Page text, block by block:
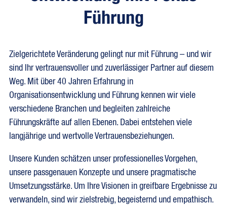
Führung
Zielgerichtete Veränderung gelingt nur mit Führung – und wir
sind Ihr vertrauensvoller und zuverlässiger Partner auf diesem
Weg. Mit über 40 Jahren Erfahrung in
Organisationsentwicklung und Führung kennen wir viele
verschiedene Branchen und begleiten zahlreiche
Führungskräfte auf allen Ebenen. Dabei entstehen viele
langjährige und wertvolle Vertrauensbeziehungen.
Unsere Kunden schätzen unser professionelles Vorgehen,
unsere passgenauen Konzepte und unsere pragmatische
Umsetzungsstärke. Um Ihre Visionen in greifbare Ergebnisse zu
verwandeln, sind wir zielstrebig, begeisternd und empathisch.